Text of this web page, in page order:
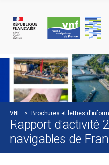
VNF > Brochures et lettres
Rapport d’activité
navigables de